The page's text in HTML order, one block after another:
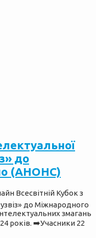
до
(АНОНС)
Всесвітній Кубок з
до Міжнародного
змагань
років. ➡️Учасники 22